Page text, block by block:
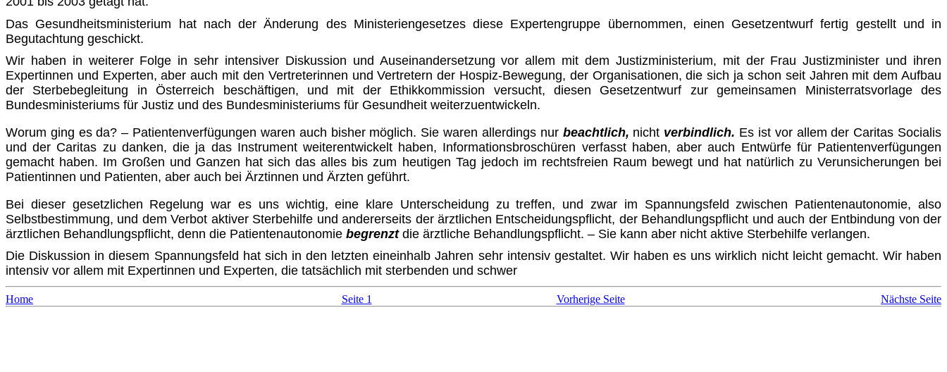
Das Gesundheitsministerium hat nach der Änderung des Ministeriengesetzes diese Expertengruppe übernommen, einen Gesetzentwurf fertig gestellt und in
Begutachtung geschickt.
Wir haben in weiterer Folge in sehr intensiver Diskussion und Auseinandersetzung vor allem mit dem Justizministerium, mit der Frau Justizminister und ihren
Expertinnen und Experten, aber auch mit den Vertreterinnen und Vertretern der Hospiz-Bewegung, der Organisationen, die sich ja schon seit Jahren mit dem Aufbau
der Sterbebegleitung in Österreich beschäftigen, und mit der Ethikkommission versucht, diesen Gesetzentwurf zur gemeinsamen Ministerratsvorlage des
Bundesministeriums für Justiz und des Bun­desministeriums für Gesundheit weiterzuentwickeln.
Worum ging es da? – Patientenverfügungen waren auch bisher möglich. Sie waren allerdings nur beachtlich, nicht verbindlich. Es ist vor allem der Caritas Socialis
und der Caritas zu danken, die ja das Instrument weiterentwickelt haben, Informations­broschüren verfasst haben, aber auch Entwürfe für Patientenverfügungen
gemacht haben. Im Großen und Ganzen hat sich das alles bis zum heutigen Tag jedoch im rechtsfreien Raum bewegt und hat natürlich zu Verunsicherungen bei
Patientinnen und Patienten, aber auch bei Ärztinnen und Ärzten geführt.
Bei dieser gesetzlichen Regelung war es uns wichtig, eine klare Unterscheidung zu treffen, und zwar im Spannungsfeld zwischen Patientenautonomie, also
Selbstbestim­mung, und dem Verbot aktiver Sterbehilfe und andererseits der ärztlichen Ent­scheidungspflicht, der Behandlungspflicht und auch der Entbindung von der
ärztlichen Behandlungspflicht, denn die Patientenautonomie begrenztdie ärztliche Behandlungs­pflicht. – Sie kann aber nicht aktive Sterbehilfe verlangen.
Die Diskussion in diesem Spannungsfeld hat sich in den letzten eineinhalb Jahren sehr intensiv gestaltet. Wir haben es uns wirklich nicht leicht gemacht. Wir haben
intensiv vor allem mit Expertinnen und Experten, die tatsächlich mit sterbenden und schwer
Home Seite 1 Vorherige Seite Nächste Seite